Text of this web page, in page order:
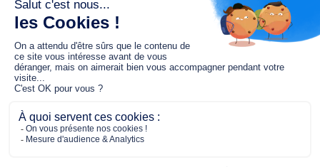
Le fonds de dotation MGC s’engage à
jouer un rôle dans la prévention santé
pour tous.
2/4 place de l’Abbé G. Hénocque
75637 PARIS CEDEX 13
01 40 78 06 56